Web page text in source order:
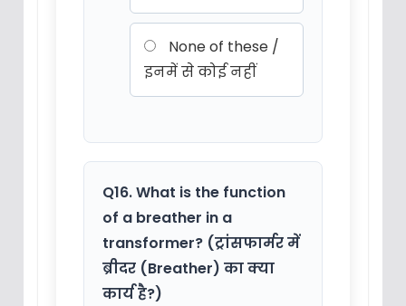
None of these /
इनमें से कोई नहीं
Q16. What is the function
of a breather in a
transformer? (ट्रांसफार्मर में
ब्रीदर (Breather) का क्या
कार्य है?)